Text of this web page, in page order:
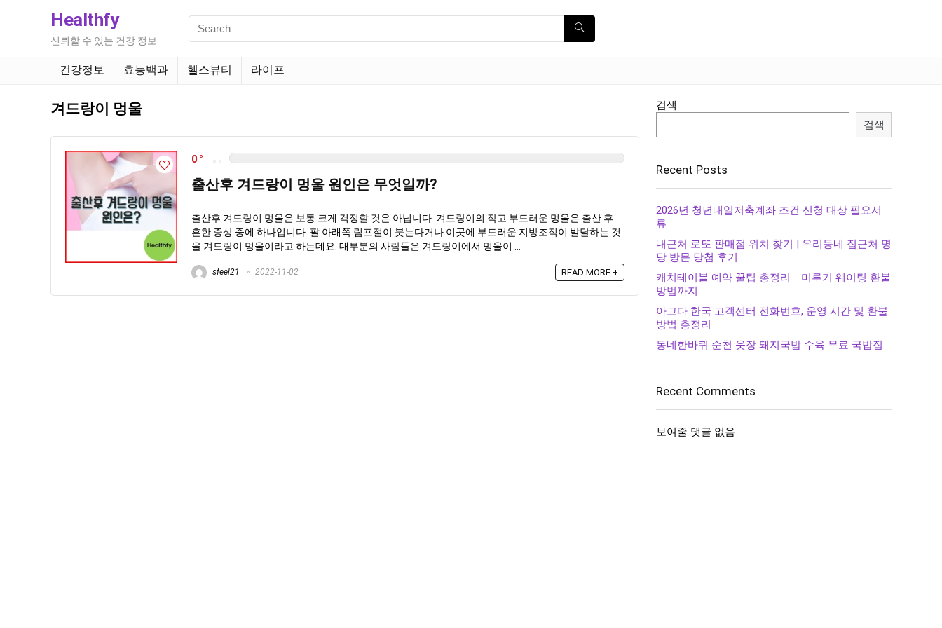
Healthfy
신뢰할 수 있는 건강 정보
건강정보 효능백과 헬스뷰티 라이프
겨드랑이 멍울
0
출산후 겨드랑이 멍울 원인은 무엇일까?
출산후 겨드랑이 멍울은 보통 크게 걱정할 것은 아닙니다. 겨드랑이의 작고 부드러운 멍울은 출산 후
흔한 증상 중에 하나입니다. 팔 아래쪽 림프절이 붓는다거나 이곳에 부드러운 지방조직이 발달하는 것
을 겨드랑이 멍울이라고 하는데요. 대부분의 사람들은 겨드랑이에서 멍울이 ...
sfeel21 2022-11-02 READ MORE +
검색
검색
Recent Posts
2026년 청년내일저축계좌 조건 신청 대상 필요서
류
내근처 로또 판매점 위치 찾기 | 우리동네 집근처 명
당 방문 당첨 후기
캐치테이블 예약 꿀팁 총정리｜미루기 웨이팅 환불
방법까지
아고다 한국 고객센터 전화번호, 운영 시간 및 환불
방법 총정리
동네한바퀴 순천 웃장 돼지국밥 수육 무료 국밥집
Recent Comments
보여줄 댓글 없음.